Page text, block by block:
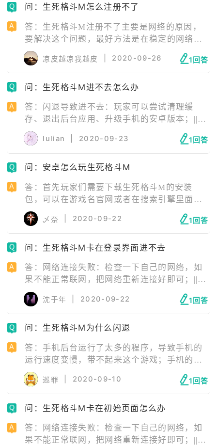
手机配置不够：更换手机即可。
问：生死格斗M怎么注册不了
答：生死格斗M注册不了主要是网络的原因，
要解决这个问题，最好方法是在稳定的网络下
进入到游戏名官方网站进行注册。具体步骤
是，先填写注册的邮箱，之后填入生日账号密
码，接着就是注册成功。在注册成功之后，用
账号登录手游游戏名就可以了。
凉皮越凉我越皮 2020-09-26 1回答
问：生死格斗M进不去怎么办
答：闪退导致进不去：玩家可以尝试清理缓
存、退出后台应用、升级手机的安卓版本；||网
络问题：检查一下自己的网络，如果不能正常
联网，更换网络环境尝试即可，比如从移动网
络切换为Wifi，或者从Wifi切换为移动网络；||
服务器维护：等待服务器维护好即可；||安装包
装。
lulian 2020-09-23 1回答
问：安卓怎么玩生死格斗M
答：首先玩家们需要下载生死格斗M的安装
包，可以在游戏名官网或者在搜索引擎里面搜
索生死格斗M下载；等待下载完毕后，可以下
载一个游戏加速器；在游戏加速器中选择你网
络情况最好的一个节点进行加速；之后进入开
始游戏就可以啦。
乄奈 2020-09-22 1回答
问：生死格斗M卡在登录界面进不去
答：网络连接失败：检查一下自己的网络，如
果不能正常联网，把网络重新连接好即可；||服
务器正在维护：等待服务器维修结束即可；||安
装包错误：安装包错误需要玩家卸载游戏后，
去官网下载最新版游戏安装包重新安装游戏。
沈于年 2020-09-22 1回答
问：生死格斗M为什么闪退
答：手机后台运行了太多的程序，导致手机的
运行速度变慢，带不起来这个游戏；手机的内
存不够，导致无法加载游戏；手机后台运行了
一些与这款游戏不兼容的软件；就是游戏本身
的数据包损坏了，或者游戏在升级时，升级包
被损坏了，从而导致了游戏闪退。
巡罪 2020-09-10 1回答
问：生死格斗M卡在初始页面怎么办
答：网络连接失败：检查一下自己的网络，如
果不能正常联网，把网络重新连接好即可；||服